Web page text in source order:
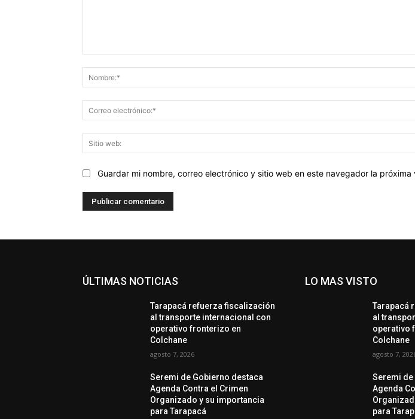
Guardar mi nombre, correo electrónico y sitio web en este navegador la próxima
ÚLTIMAS NOTICIAS
Tarapacá refuerza fiscalización
al transporte internacional con
operativo fronterizo en
Colchane
agosto 7, 2026
Seremi de Gobierno destaca
Agenda Contra el Crimen
Organizado y su importancia
para Tarapacá
LO MAS VISTO
Tarapacá
al
operativo
Colchane
agosto 7,
Seremi
Agenda
para